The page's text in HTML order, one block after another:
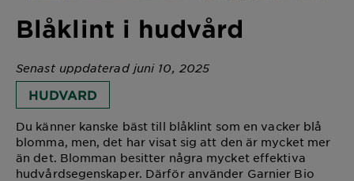
Blåklint i hudvård
Senast uppdaterad juni 10, 2025
HUDVARD
Du känner kanske bäst till blåklint som en vacker blå
blomma, men, det har visat sig att den är mycket mer
än det. Blomman besitter några mycket effektiva
hudvårdsegenskaper. Därför använder Garnier Bio